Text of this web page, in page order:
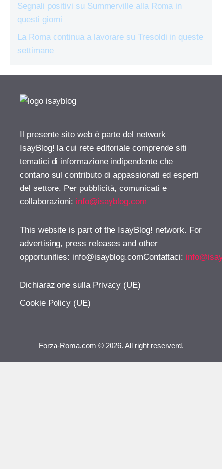
Segnali positivi su Summerville alla Roma in
questi giorni
La Roma continua a lavorare su Tresoldi in queste
settimane
Il presente sito web è parte del network
IsayBlog! la cui rete editoriale comprende siti
tematici di informazione indipendente che
contano sul contributo di appassionati ed esperti
del settore. Per pubblicità, comunicati e
collaborazioni: info@isayblog.com
This website is part of the IsayBlog! network. For
advertising, press releases and other
opportunities: info@isayblog.comContattaci:
Dichiarazione sulla Privacy (UE)
Cookie Policy (UE)
Forza-Roma.com © 2026. All right reserverd.